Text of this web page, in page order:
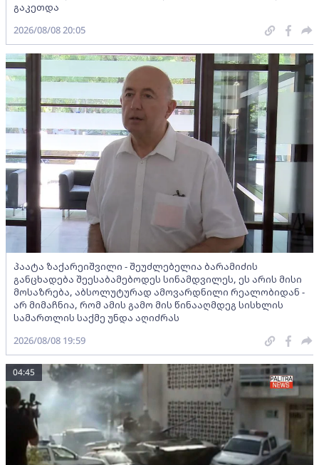
გაკეთდა
2026/08/08 20:05
პაატა ზაქარეიშვილი - შეუძლებელია ბარამიძის
განცხადება შეესაბამებოდეს სინამდვილეს, ეს არის მისი
მოსაზრება, აბსოლუტურად ამოვარდნილი რეალობიდან -
არ მიმაჩნია, რომ ამის გამო მის წინააღმდეგ სისხლის
სამართლის საქმე უნდა აღიძრას
2026/08/08 19:59
04:45